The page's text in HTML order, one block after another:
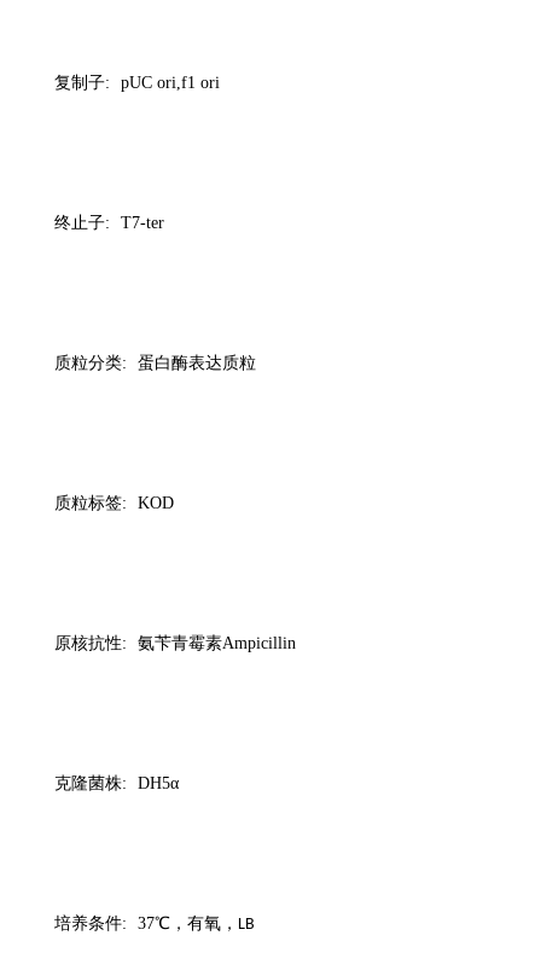
复制子: pUC ori,f1 ori
终止子: T7-ter
质粒分类: 蛋白酶表达质粒
质粒标签: KOD
原核抗性: 氨苄青霉素Ampicillin
克隆菌株: DH5α
培养条件: 37℃，有氧， LB